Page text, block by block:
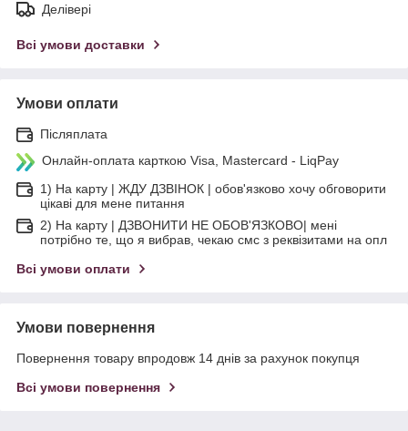
Делівері
Всі умови доставки
Умови оплати
Післяплата
Онлайн-оплата карткою Visa, Mastercard - LiqPay
1) На карту | ЖДУ ДЗВІНОК | обов'язково хочу обговорити
цікаві для мене питання
2) На карту | ДЗВОНИТИ НЕ ОБОВ'ЯЗКОВО| мені
потрібно те, що я вибрав, чекаю смс з реквізитами на опл
Всі умови оплати
Умови повернення
Повернення товару впродовж 14 днів за рахунок покупця
Всі умови повернення